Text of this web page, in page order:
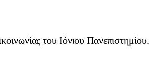
του Ιόνιου Πανεπιστημίου.